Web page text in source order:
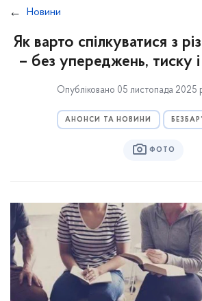
Новини
Як варто спілкуватися з
– без упереджень, тиску і
Опубліковано 05 листопада 2025
АНОНСИ ТА НОВИНИ
ФОТО